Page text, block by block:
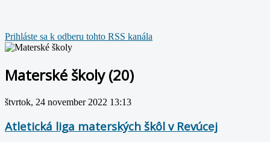
Prihláste sa k odberu tohto RSS kanála
Materské školy (20)
štvrtok, 24 november 2022 13:13
Atletická liga materských škôl v Revúcej